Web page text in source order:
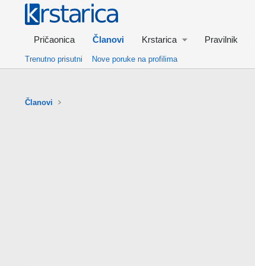
Pričaonica Članovi Krstarica Pravilnik
Trenutno prisutni Nove poruke na profilima
Članovi